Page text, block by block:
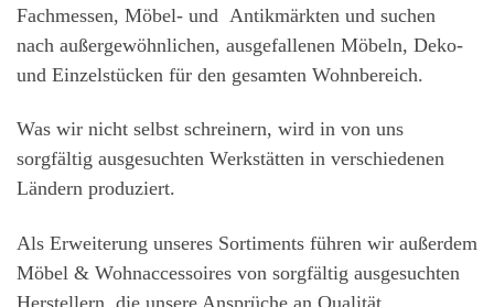
Fachmessen, Möbel- und Antikmärkten und suchen
nach außergewöhnlichen, ausgefallenen Möbeln, Deko-
und Einzelstücken für den gesamten Wohnbereich.
Was wir nicht selbst schreinern, wird in von uns
sorgfältig ausgesuchten Werkstätten in verschiedenen
Ländern produziert.
Als Erweiterung unseres Sortiments führen wir außerdem
Möbel & Wohnaccessoires von sorgfältig ausgesuchten
Herstellern, die unsere Ansprüche an Qualität,